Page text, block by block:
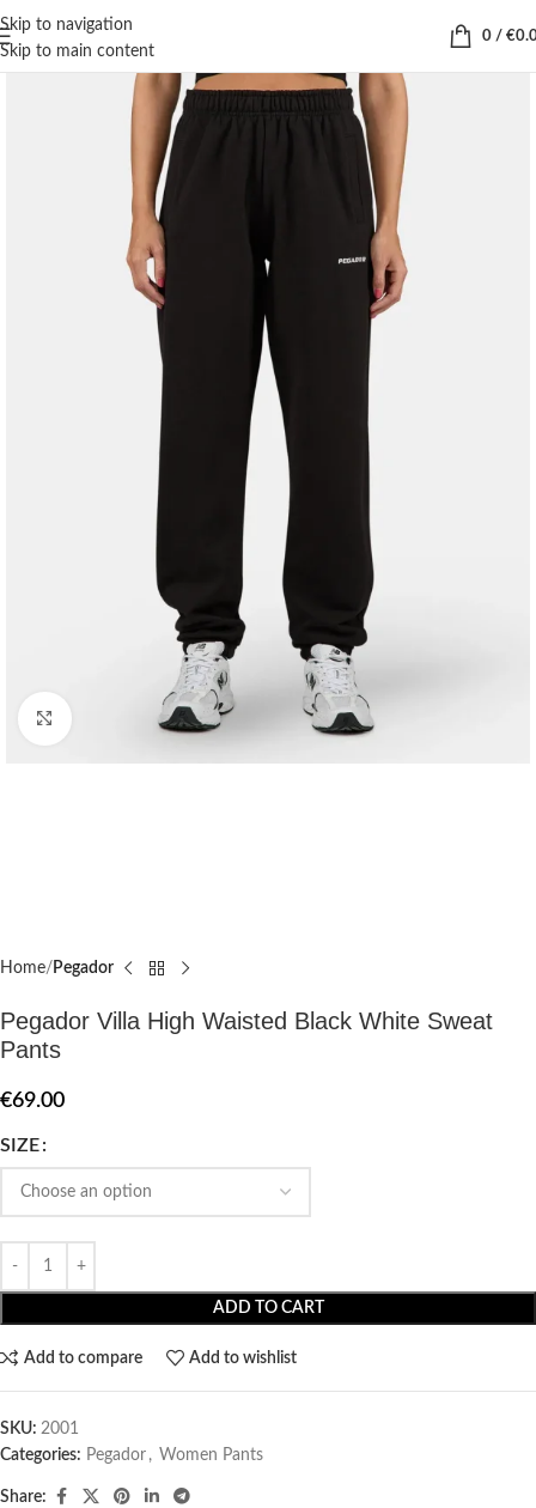
Skip to navigation
Skip to main content
0 / €
Click to enlarge
Home Pegador​
Pegador Villa High Waisted Black White Sweat
Pants
€69.00
SIZE
ADD TO CART
Add to compare Add to wishlist
SKU: 2001
Categories: Pegador​ , Women Pants
Share: